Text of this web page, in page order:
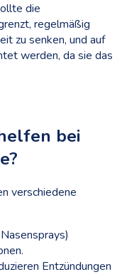
die
regelmäßig
zu senken, und auf
werden, da sie das
bei
verschiedene
Entzündungen